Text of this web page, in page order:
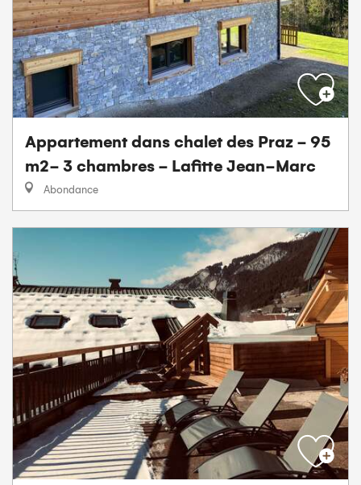
Appartement dans chalet des Praz - 95
m2- 3 chambres - Lafitte Jean-Marc
Abondance